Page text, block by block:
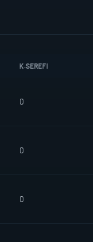
K.SEREFI
0
0
0